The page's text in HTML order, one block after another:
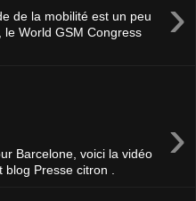
›
de la mobilité est un peu
World GSM Congress
›
Barcelone, voici la vidéo
Presse citron .